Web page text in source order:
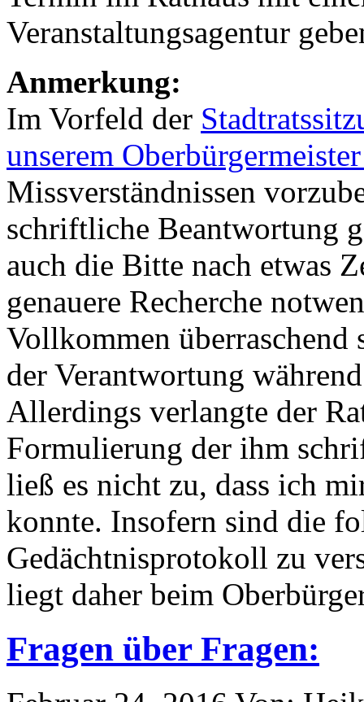
Veranstaltungsagentur
Anmerkung:
Im Vorfeld der
unserem
Missverständnissen
schriftliche Beantwortung
auch die Bitte nach etwas
genauere Recherche
Vollkommen überraschend
der Verantwortung
Allerdings verlangte der
Formulierung der ihm
ließ es nicht zu, dass ich
konnte. Insofern sind die
Gedächtnisprotokoll zu
liegt daher beim
Fragen über Fragen: